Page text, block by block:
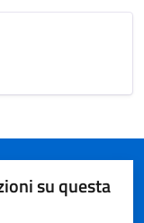
su questa